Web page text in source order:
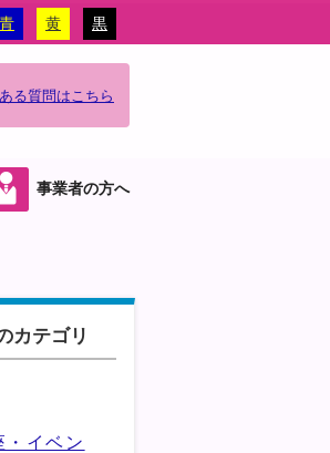
青 黄 黒
る質問はこちら
事業者の方へ
カテゴリ
・イベン